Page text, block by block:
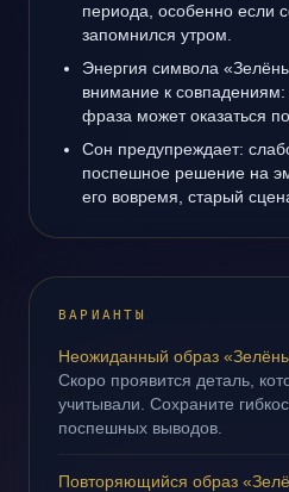
периода, особенно если
запомнился утром.
Энергия символа
внимание к совпадениям:
фраза может оказаться
Сон предупреждает:
поспешное решение на
его вовремя, старый
ВАРИАНТЫ
Неожиданный образ
Скоро проявится деталь,
учитывали. Сохраните
поспешных выводов.
Повторяющийся образ